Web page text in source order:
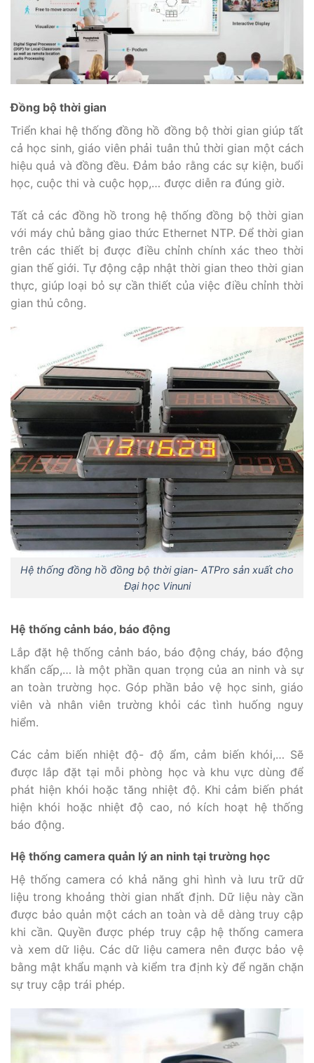
Đồng bộ thời gian
Triển khai hệ thống đồng hồ đồng bộ thời gian giúp tất
cả học sinh, giáo viên phải tuân thủ thời gian một cách
hiệu quả và đồng đều. Đảm bảo rằng các sự kiện, buổi
học, cuộc thi và cuộc họp,… được diễn ra đúng giờ.
Tất cả các đồng hồ trong hệ thống đồng bộ thời gian
với máy chủ bằng giao thức Ethernet NTP. Để thời gian
trên các thiết bị được điều chỉnh chính xác theo thời
gian thế giới. Tự động cập nhật thời gian theo thời gian
thực, giúp loại bỏ sự cần thiết của việc điều chỉnh thời
gian thủ công.
Hệ thống đồng hồ đồng bộ thời gian- ATPro sản xuất cho
Đại học Vinuni
Hệ thống cảnh báo, báo động
Lắp đặt hệ thống cảnh báo, báo động cháy, báo động
khẩn cấp,… là một phần quan trọng của an ninh và sự
an toàn trường học. Góp phần bảo vệ học sinh, giáo
viên và nhân viên trường khỏi các tình huống nguy
hiểm.
Các cảm biến nhiệt độ- độ ẩm, cảm biến khói,… Sẽ
được lắp đặt tại mỗi phòng học và khu vực dùng để
phát hiện khói hoặc tăng nhiệt độ. Khi cảm biến phát
hiện khói hoặc nhiệt độ cao, nó kích hoạt hệ thống
báo động.
Hệ thống camera quản lý an ninh tại trường học
Hệ thống camera có khả năng ghi hình và lưu trữ dữ
liệu trong khoảng thời gian nhất định. Dữ liệu này cần
được bảo quản một cách an toàn và dễ dàng truy cập
khi cần. Quyền được phép truy cập hệ thống camera
và xem dữ liệu. Các dữ liệu camera nên được bảo vệ
bằng mật khẩu mạnh và kiểm tra định kỳ để ngăn chặn
sự truy cập trái phép.